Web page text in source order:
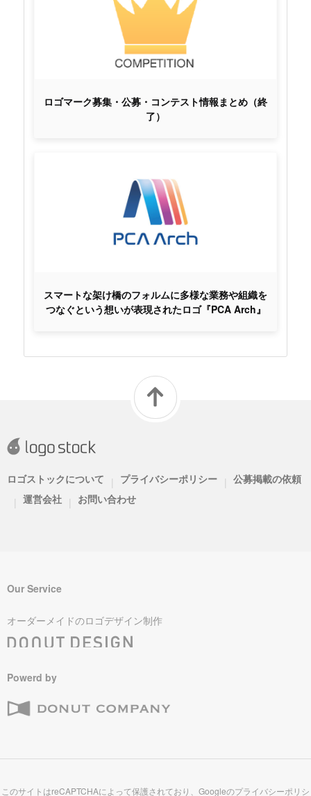
ロゴマーク募集・公募・コンテスト情報まとめ（終
了）
スマートな架け橋のフォルムに多様な業務や組織を
つなぐという想いが表現されたロゴ『PCA Arch』
ロゴストックについて | プライバシーポリシー | 公募掲載の依頼
| 運営会社 | お問い合わせ
Our Service
オーダーメイドのロゴデザイン制作
Powerd by
このサイトはreCAPTCHAによって保護されており、Googleのプライバシーポリシ